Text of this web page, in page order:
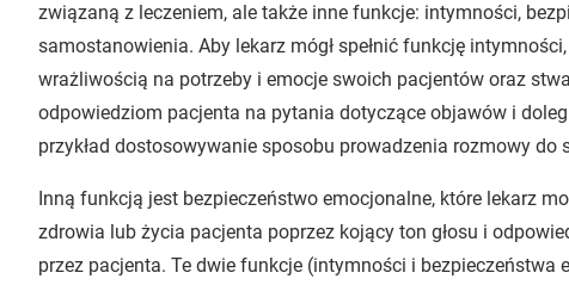
związaną z leczeniem, ale także inne funkcje: intymności,
samostanowienia. Aby lekarz mógł spełnić funkcję
wrażliwością na potrzeby i emocje swoich pacjentów oraz
odpowiedziom pacjenta na pytania dotyczące objawów i
przykład dostosowywanie sposobu prowadzenia rozmowy do
Inną funkcją jest bezpieczeństwo emocjonalne, które lekarz
zdrowia lub życia pacjenta poprzez kojący ton głosu i
przez pacjenta. Te dwie funkcje (intymności i bezpieczeństwa